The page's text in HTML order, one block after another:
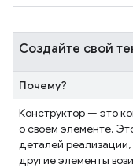
Создайте свой
Почему?
Конструктор — это
о своем элементе.
деталей реализации,
другие элементы